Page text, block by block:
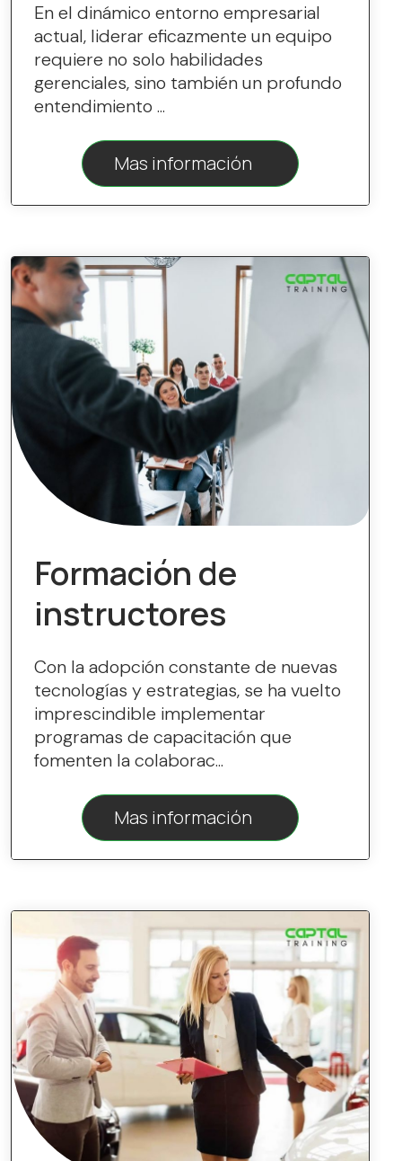
En el dinámico entorno empresarial
actual, liderar eficazmente un equipo
requiere no solo habilidades
gerenciales, sino también un profundo
entendimiento ...
Mas información
Formación de
instructores
Con la adopción constante de nuevas
tecnologías y estrategias, se ha vuelto
imprescindible implementar
programas de capacitación que
fomenten la colaborac...
Mas información